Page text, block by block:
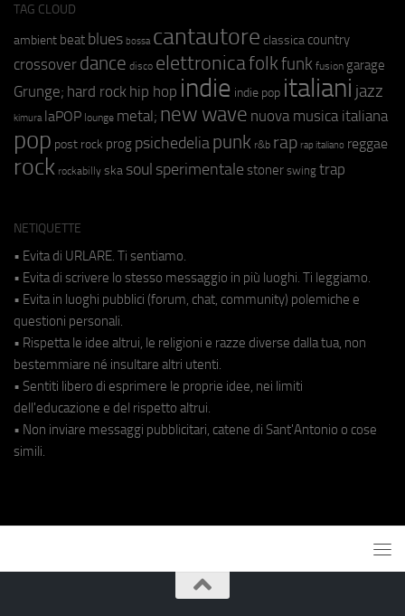
TAG CLOUD
ambient beat blues bossa cantautore classica country
crossover dance disco elettronicafolkfunk fusion garage
Grunge; hard rock hip hop indie indie pop italiani jazz
kimura laPOP lounge metal; new wave nuova musica italiana
pop post rock prog psichedeliapunk r&b rap rap italiano reggae
rock rockabilly ska soul sperimentale stoner swing trap
NETIQUETTE
• Evita di URLARE. Ti sentiamo.
• Evita di scrivere lo stesso messaggio in più luoghi. Ti leggiamo.
• Evita in luoghi pubblici (forum, chat, community) polemiche e
questioni personali.
• Rispetta le idee altrui, le religioni e razze diverse dalla tua, non
bestemmiare né insultare altri utenti.
• Sentiti libero di esprimere le proprie idee, nei limiti
dell'educazione e del rispetto altrui.
• Non inviare messaggi pubblicitari, catene di Sant'Antonio o cose
simili.